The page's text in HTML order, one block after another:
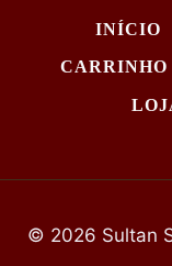
INÍCIO
CARRINHO
© 2026 Sultan